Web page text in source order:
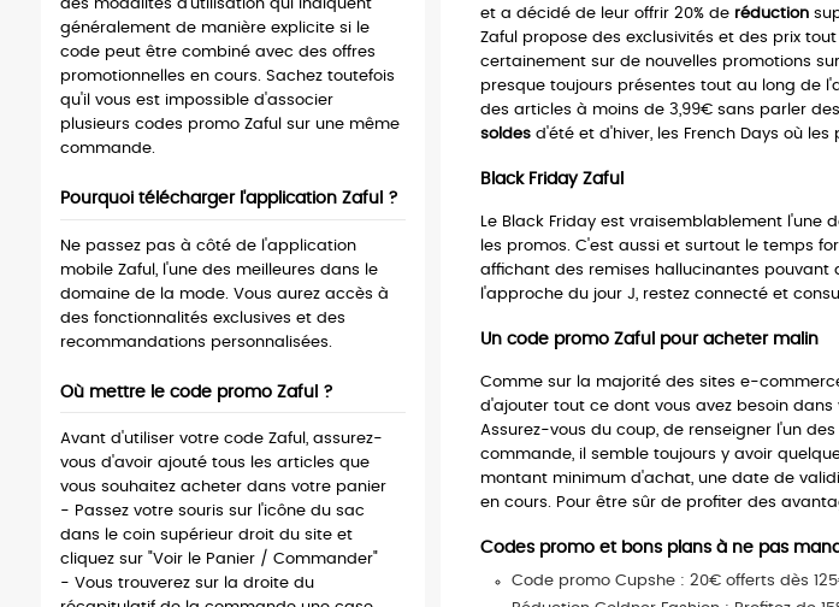
des modalités d'utilisation qui indiquent
généralement de manière explicite si le
code peut être combiné avec des offres
promotionnelles en cours. Sachez toutefois
qu'il vous est impossible d'associer
plusieurs codes promo Zaful sur une même
commande.
Pourquoi télécharger l'application Zaful ?
Ne passez pas à côté de l'application
mobile Zaful, l'une des meilleures dans le
domaine de la mode. Vous aurez accès à
des fonctionnalités exclusives et des
recommandations personnalisées.
Où mettre le code promo Zaful ?
Avant d'utiliser votre code Zaful, assurez-
vous d'avoir ajouté tous les articles que
vous souhaitez acheter dans votre panier
- Passez votre souris sur l'icône du sac
dans le coin supérieur droit du site et
cliquez sur "Voir le Panier / Commander"
- Vous trouverez sur la droite du
et a décidé de leur offrir 20% de réduction
Zaful propose des exclusivités et des prix
certainement sur de nouvelles promotions
presque toujours présentes tout au long de
des articles à moins de 3,99€ sans parler
soldesd'été et d'hiver, les French Days où
Black Friday Zaful
Le Black Friday est vraisemblablement
les promos. C'est aussi et surtout le temps
affichant des remises hallucinantes pouvant
l'approche du jour J, restez connecté et
Un code promo Zaful pour acheter malin
Comme sur la majorité des sites e-
d'ajouter tout ce dont vous avez besoin
Assurez-vous du coup, de renseigner l'un
commande, il semble toujours y avoir
montant minimum d'achat, une date de
en cours. Pour être sûr de profiter des
Codes promo et bons plans à ne pas
Code promo Cupshe : 20€ offerts dès